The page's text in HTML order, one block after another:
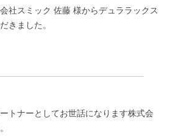
社スミック 佐藤 様からデュララックス
きました。
トナーとしてお世話になります株式会